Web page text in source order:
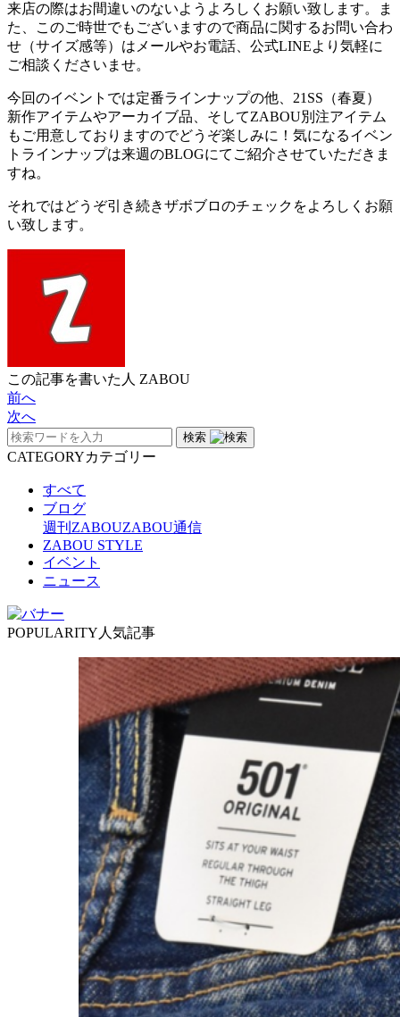
来店の際はお間違いのないようよろしくお願い致します。ま
た、このご時世でもございますので商品に関するお問い合わ
せ（サイズ感等）はメールやお電話、公式LINEより気軽に
ご相談くださいませ。
今回のイベントでは定番ラインナップの他、21SS（春夏）
新作アイテムやアーカイブ品、そしてZABOU別注アイテム
もご用意しておりますのでどうぞ楽しみに！気になるイベン
トラインナップは来週のBLOGにてご紹介させていただきま
すね。
それではどうぞ引き続きザボブロのチェックをよろしくお願
い致します。
この記事を書いた人 ZABOU
前へ
次へ
検索
CATEGORYカテゴリー
すべて
ブログ
週刊ZABOUZABOU通信
ZABOU STYLE
イベント
ニュース
POPULARITY 人気記事